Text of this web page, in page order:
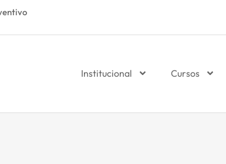
Institucional Cursos